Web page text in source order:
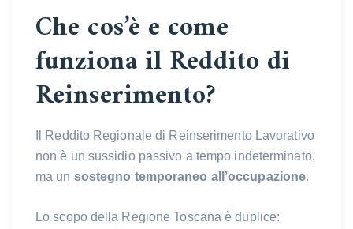
Che cos’è e come
funziona il Reddito di
Reinserimento?
Il Reddito Regionale di Reinserimento Lavorativo
non è un sussidio passivo a tempo indeterminato,
ma un sostegno temporaneo all’occupazione.
Lo scopo della Regione Toscana è duplice: